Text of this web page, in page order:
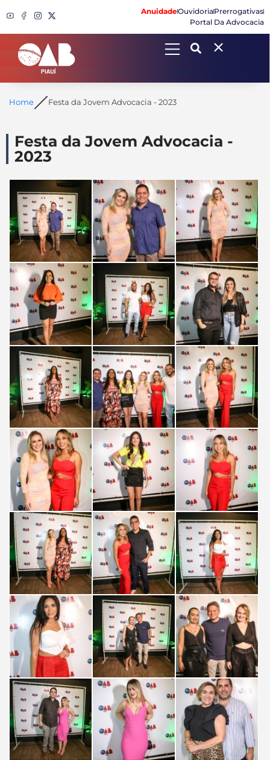
AnuidadeOuvidoriaPrerrogativas
Portal Da Advocacia
Search
Home Festa da Jovem Advocacia - 2023
Festa da Jovem Advocacia -
2023